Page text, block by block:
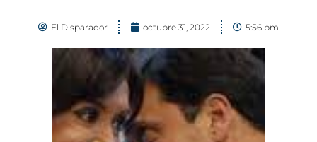
El Disparador octubre 31, 2022 5:56 pm